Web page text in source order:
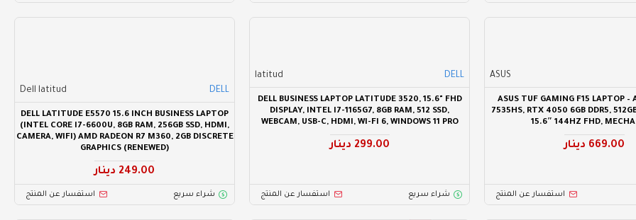
ASUS
ASUS TUF GAMING F15 LAPTOP –
7535HS, RTX 4050 6GB DDR5,
15.6″ 144HZ FHD, MECHA
669.00 دينار
استفسار عن المنتج
DELL
latitud
DELL BUSINESS LAPTOP LATITUDE 3520, 15.6" FHD
DISPLAY, INTEL I7-1165G7, 8GB RAM, 512 SSD,
WEBCAM, USB-C, HDMI, WI-FI 6, WINDOWS 11 PRO
299.00 دينار
شراء سريع استفسار عن المنتج
DELL
Dell latitud
DELL LATITUDE E5570 15.6 INCH BUSINESS LAPTOP
(INTEL CORE I7-6600U, 8GB RAM, 256GB SSD, HDMI,
CAMERA, WIFI) AMD RADEON R7 M360, 2GB DISCRETE
GRAPHICS (RENEWED)
249.00 دينار
شراء سريع استفسار عن المنتج